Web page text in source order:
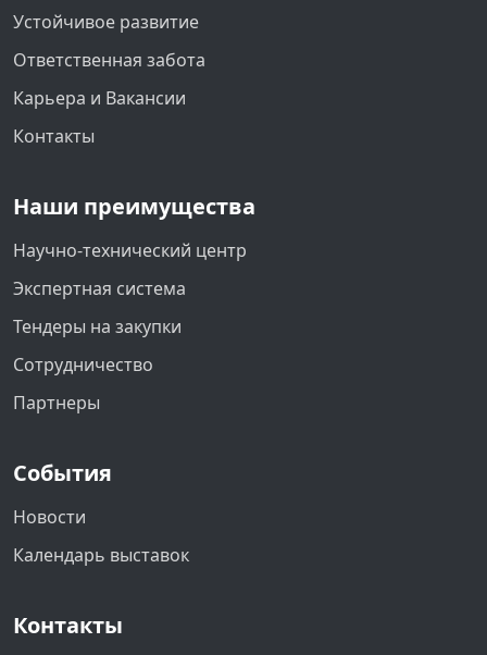
Устойчивое развитие
Ответственная забота
Карьера и Вакансии
Контакты
Наши преимущества
Научно-технический центр
Экспертная система
Тендеры на закупки
Сотрудничество
Партнеры
События
Новости
Календарь выставок
Контакты